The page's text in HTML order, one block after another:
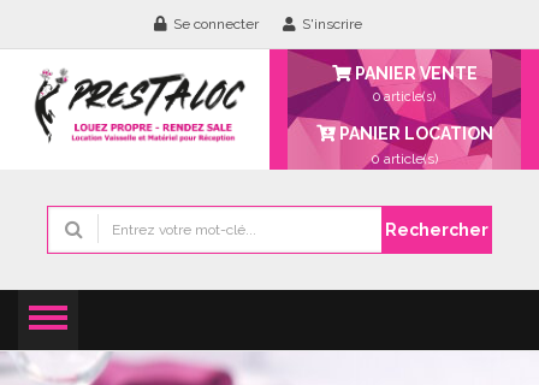
Se connecter S'inscrire
PANIER VENTE
0 article(s)
PANIER LOCATION
0 article(s)
Rechercher